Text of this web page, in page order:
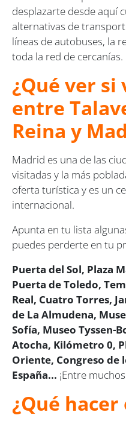
desplazarte desde aquí
alternativas de
líneas de autobuses, la
toda la red de cercanías.
¿Qué ver
entre
Reina y
Madrid es una de las
visitadas y la más
oferta turística y es un
internacional.
Apunta en tu lista
puedes perderte en tu
Puerta del Sol, Plaza
Puerta de Toledo,
Real, Cuatro Torres,
de La Almudena,
Sofía, Museo Tyssen-
Atocha, Kilómetro 0,
Oriente, Congreso de
España... ¡Entre
¿Qué